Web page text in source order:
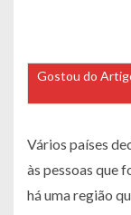
Gostou do
Vários países
às pessoas que
há uma região